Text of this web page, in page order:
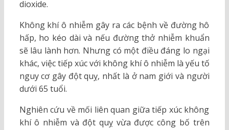
dioxide.
Không khí ô nhiễm gây ra các bệnh về đường hô
hấp, ho kéo dài và nếu đường thở nhiễm khuẩn
sẽ lâu lành hơn. Nhưng có một điều đáng lo ngại
khác, việc tiếp xúc với không khí ô nhiễm là yếu tố
nguy cơ gây đột quỵ, nhất là ở nam giới và người
dưới 65 tuổi.
Nghiên cứu về mối liên quan giữa tiếp xúc không
khí ô nhiễm và đột quỵ vừa được công bố trên